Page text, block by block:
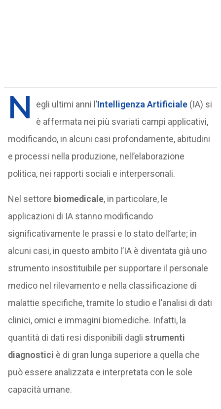
N egli ultimi anni l’Intelligenza Artificiale(IA) si
è affermata nei più svariati campi applicativi,
modificando, in alcuni casi profondamente, abitudini
e processi nella produzione, nell’elaborazione
politica, nei rapporti sociali e interpersonali.
Nel settore biomedicale, in particolare, le
applicazioni di IA stanno modificando
significativamente le prassi e lo stato dell’arte; in
alcuni casi, in questo ambito l’IA è diventata già uno
strumento insostituibile per supportare il personale
medico nel rilevamento e nella classificazione di
malattie specifiche, tramite lo studio e l’analisi di dati
clinici, omici e immagini biomediche. Infatti, la
quantità di dati resi disponibili dagli strumenti
diagnostici è di gran lunga superiore a quella che
può essere analizzata e interpretata con le sole
capacità umane.